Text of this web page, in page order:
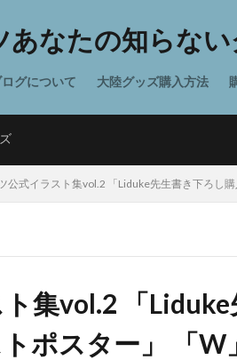
あなたの知らな
グについて 大陸グッズ購入方法
公式イラスト集vol.2 「Liduke先生書き下ろし購
集vol.2 「Liduke
ポスター」 「W